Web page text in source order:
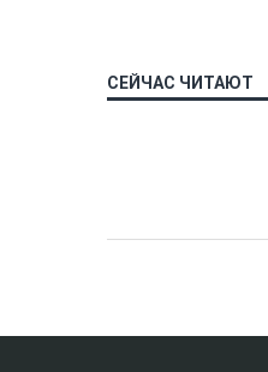
СЕЙЧАС ЧИТАЮТ